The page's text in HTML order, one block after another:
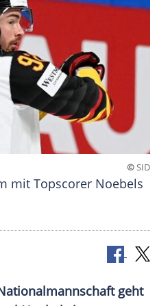
©SID
mit Topscorer Noebels
geht